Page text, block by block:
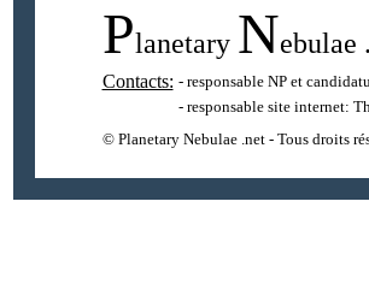
Planetary Nebulae
Contacts: - responsable NP et
- responsable site internet:
© Planetary Nebulae .net - Tous droits